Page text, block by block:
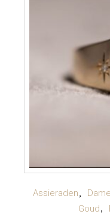
Assieraden
Goud